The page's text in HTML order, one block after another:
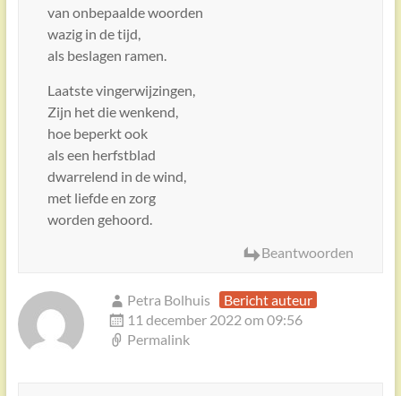
van onbepaalde woorden
wazig in de tijd,
als beslagen ramen.
Laatste vingerwijzingen,
Zijn het die wenkend,
hoe beperkt ook
als een herfstblad
dwarrelend in de wind,
met liefde en zorg
worden gehoord.
Beantwoorden
Petra Bolhuis
Bericht auteur
11 december 2022 om 09:56
Permalink